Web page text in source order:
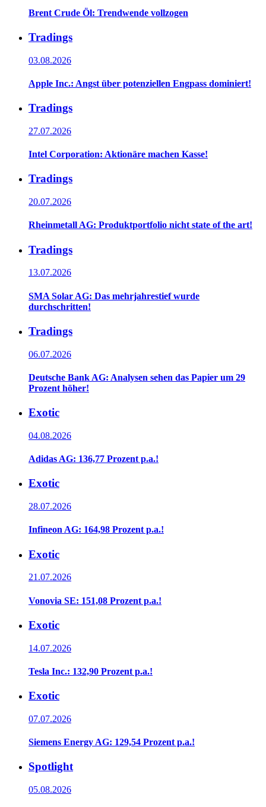
Brent Crude Öl: Trendwende vollzogen
Tradings
03.08.2026
Apple Inc.: Angst über potenziellen Engpass dominiert!
Tradings
27.07.2026
Intel Corporation: Aktionäre machen Kasse!
Tradings
20.07.2026
Rheinmetall AG: Produktportfolio nicht state of the art!
Tradings
13.07.2026
SMA Solar AG: Das mehrjahrestief wurde
durchschritten!
Tradings
06.07.2026
Deutsche Bank AG: Analysen sehen das Papier um 29
Prozent höher!
Exotic
04.08.2026
Adidas AG: 136,77 Prozent p.a.!
Exotic
28.07.2026
Infineon AG: 164,98 Prozent p.a.!
Exotic
21.07.2026
Vonovia SE: 151,08 Prozent p.a.!
Exotic
14.07.2026
Tesla Inc.: 132,90 Prozent p.a.!
Exotic
07.07.2026
Siemens Energy AG: 129,54 Prozent p.a.!
Spotlight
05.08.2026